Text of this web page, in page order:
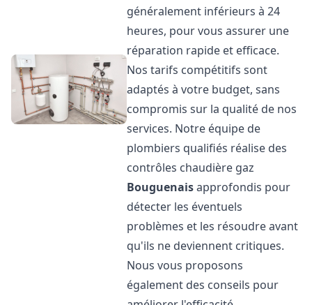
généralement inférieurs à 24
heures, pour vous assurer une
réparation rapide et efficace.
Nos tarifs compétitifs sont
adaptés à votre budget, sans
compromis sur la qualité de nos
services. Notre équipe de
plombiers qualifiés réalise des
contrôles chaudière gaz
Bouguenaisapprofondis pour
détecter les éventuels
problèmes et les résoudre avant
qu'ils ne deviennent critiques.
Nous vous proposons
également des conseils pour